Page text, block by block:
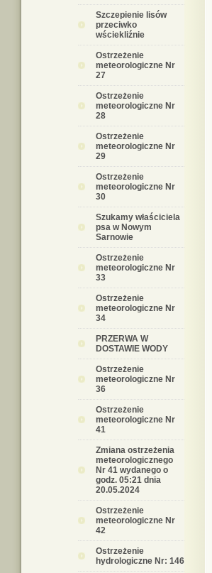
Szczepienie lisów
przeciwko
wściekliźnie
Ostrzeżenie
meteorologiczne Nr
27
Ostrzeżenie
meteorologiczne Nr
28
Ostrzeżenie
meteorologiczne Nr
29
Ostrzeżenie
meteorologiczne Nr
30
Szukamy właściciela
psa w Nowym
Sarnowie
Ostrzeżenie
meteorologiczne Nr
33
Ostrzeżenie
meteorologiczne Nr
34
PRZERWA W
DOSTAWIE WODY
Ostrzeżenie
meteorologiczne Nr
36
Ostrzeżenie
meteorologiczne Nr
41
Zmiana ostrzeżenia
meteorologicznego
Nr 41 wydanego o
godz. 05:21 dnia
20.05.2024
Ostrzeżenie
meteorologiczne Nr
42
Ostrzeżenie
hydrologiczne Nr: 146